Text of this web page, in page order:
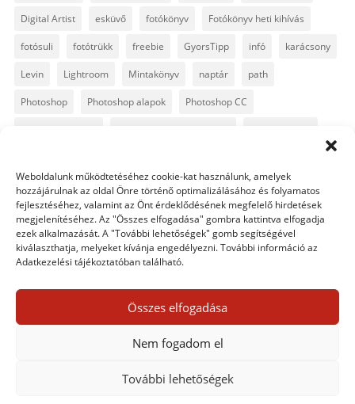
Weboldalunk működtetéséhez cookie-kat használunk, amelyek
hozzájárulnak az oldal Önre történő optimalizálásához és folyamatos
fejlesztéséhez, valamint az Önt érdeklődésének megfelelő hirdetések
megjelenítéséhez. Az "Összes elfogadása" gombra kattintva elfogadja
ezek alkalmazását. A "További lehetőségek" gomb segítségével
kiválaszthatja, melyeket kívánja engedélyezni. További információ az
Adatkezelési tájékoztatóban található.
Összes elfogadása
Nem fogadom el
További lehetőségek
Digital Artist esküvő fotókönyv Fotókönyv heti kihívás
fotósuli fotótrükk freebie GyorsTipp infó karácsony
Levin Lightroom Mintakönyv naptár path
Photoshop Photoshop alapok Photoshop CC
szövegszerkesztés template text Topaz trükkök
videó vintage
0 hozzászólás
Egy hozzászólás elküldése
Hozzászólás küldéséhezbe kell jelentkezni